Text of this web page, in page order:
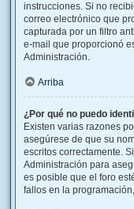
instrucciones. Si no
correo electrónico que
capturada por un filtro
e-mail que proporcionó
Administración.
Arriba
¿Por qué no puedo
Existen varias razones
asegúrese de que su
escritos correctamente.
Administración para
es posible que el foro
fallos en la